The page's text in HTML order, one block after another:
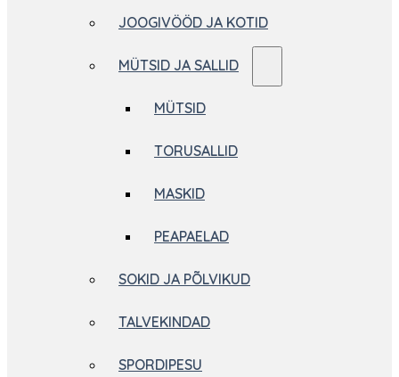
JOOGIVÖÖD JA KOTID
MÜTSID JA SALLID
MÜTSID
TORUSALLID
MASKID
PEAPAELAD
SOKID JA PÕLVIKUD
TALVEKINDAD
SPORDIPESU